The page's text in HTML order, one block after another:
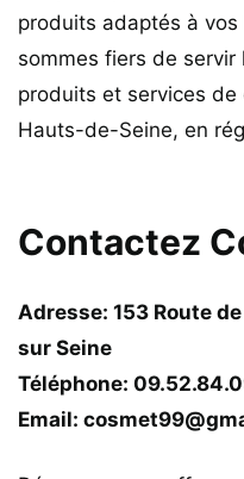
produits adaptés à
sommes fiers de servir
produits et services
Hauts-de-Seine, en
Contactez
Adresse: 153 Route
sur Seine
Téléphone:
Email: